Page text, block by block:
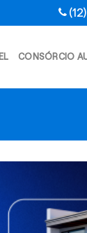
CONSÓRCIO